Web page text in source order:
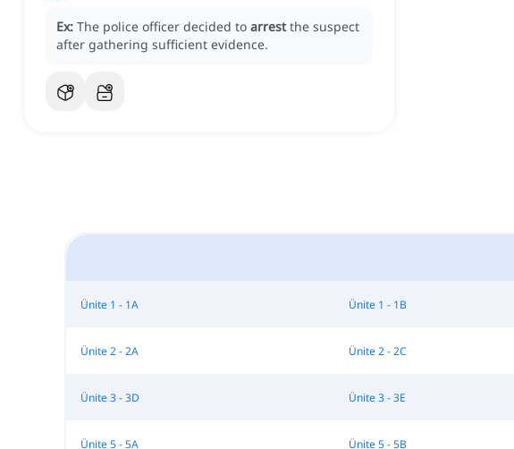
Ex: The police officer decided to arrest the suspect
after gathering sufficient evidence.
Ünite 1 - 1A Ünite 1 - 1B
Ünite 2 - 2A Ünite 2 - 2C
Ünite 3 - 3D Ünite 3 - 3E
Ünite 5 - 5A Ünite 5 - 5B